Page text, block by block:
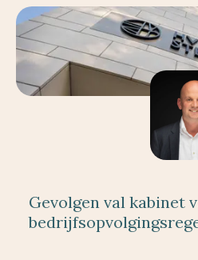
Gevolgen val kabinet